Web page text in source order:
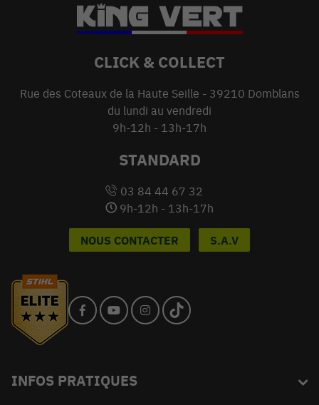
CLICK & COLLECT
Rue des Coteaux de la Haute Seille - 39210 Domblans
du lundi au vendredi
9h-12h - 13h-17h
STANDARD
03 84 44 67 32
9h-12h - 13h-17h
NOUS CONTACTER S.A.V
INFOS PRATIQUES